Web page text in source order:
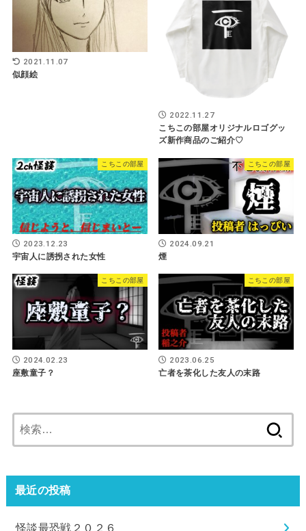
2021.11.07
似顔絵
2022.11.27
こちこの部屋オリジナルロゴグッ
ズ新作商品のご紹介♡
こちこの部屋
2023.12.23
宇宙人に誘拐された女性
こちこの部屋
2024.09.21
煙
こちこの部屋
2024.02.23
座敷童子？
こちこの部屋
2023.06.25
亡者を茶化した友人の末路
索:
最近の投稿
怪談最恐戦２０２６